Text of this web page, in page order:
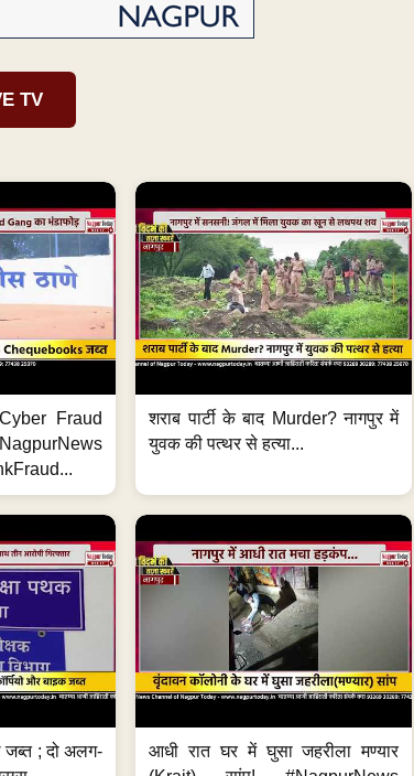
TV
Fraud
शराब पार्टी के बाद Murder? नागपुर में
युवक की पत्थर से हत्या...
जब्त ; दो अलग-
आधी रात घर में घुसा जहरीला मण्यार